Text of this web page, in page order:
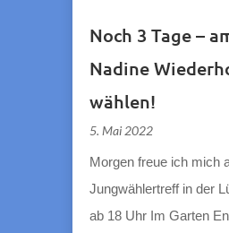
Noch 3 Tage –
Nadine
wählen!
5. Mai 2022
Morgen freue ich mich
Jungwählertreff in der
ab 18 Uhr Im Garten